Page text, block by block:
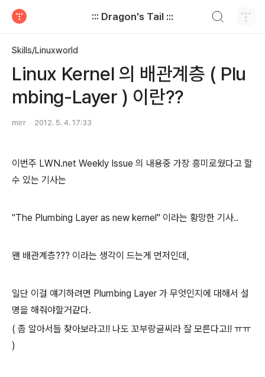
::: Dragon's Tail :::
Skills/Linuxworld
Linux Kernel 의 배관계층 ( Plu
mbing-Layer ) 이란??
mirr 2012. 5. 4. 17:33
이번주 LWN.net Weekly Issue 의 내용중 가장 흥미로웠다고 할
수 있는 기사는
"The Plumbing Layer as new kernel" 이라는 황망한 기사..
왠 배관계층??? 이라는 생각이 드는게 먼저인데,
일단 이걸 얘기하려면 Plumbing Layer 가 무엇인지에 대해서 설
명을 해줘야할거같다.
( 좀 알아서들 찾아보라고!! 나도 꼬부랑글씨라 잘 모른다고!! ㅠㅠ
)